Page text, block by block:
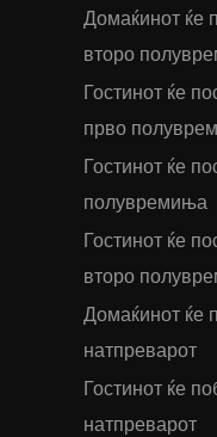
Домаќинот ќе
второ
Гостинот ќе
прво
Гостинот ќе
полувремиња
Гостинот ќе
второ
Домаќинот ќе
натпреварот
Гостинот ќе
натпреварот